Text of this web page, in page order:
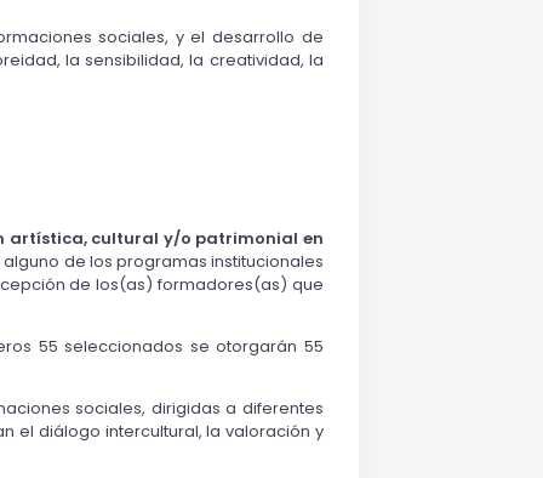
sociales, y el desarrollo de
la sensibilidad, la creatividad, la
artística, cultural y/o patrimonial en
de los programas institucionales
de los(as) formadores(as) que
55 seleccionados se otorgarán 55
sociales, dirigidas a diferentes
el diálogo intercultural, la valoración y